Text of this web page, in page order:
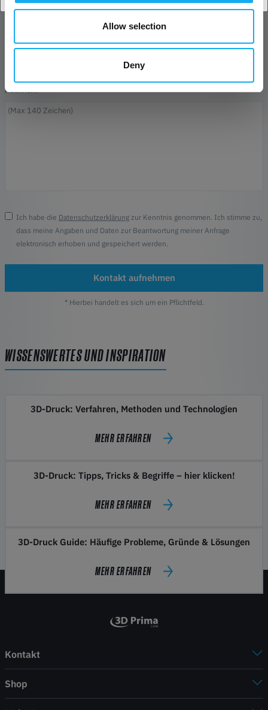
Allow selection
Deny
Unternehmen
Nachricht*
Ich habe die Datenschutzerklärungzur Kenntnis genommen. Ich stimme zu,
dass meine Angaben und Daten zur Beantwortung meiner Anfrage
elektronisch erhoben und gespeichert werden.
Kontakt aufnehmen
* Hierbei handelt es sich um ein Pflichtfeld.
WISSENSWERTES UND INSPIRATION
3D-Druck: Verfahren, Methoden und Technologien
MEHR ERFAHREN
3D-Druck: Tipps, Tricks & Begriffe – hier klicken!
MEHR ERFAHREN
3D-Druck Guide: Häufige Probleme, Gründe & Lösungen
MEHR ERFAHREN
Kontakt
Shop